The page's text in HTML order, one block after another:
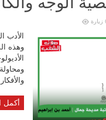
وهذه
أكمل